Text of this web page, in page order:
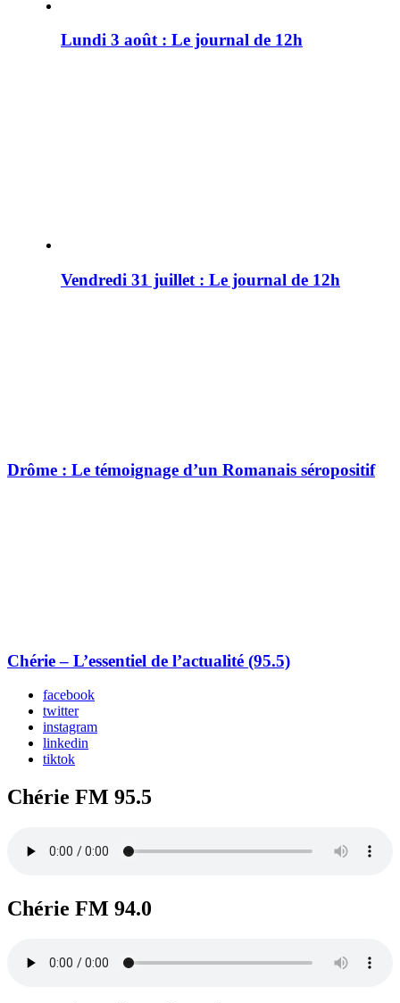
Lundi 3 août : Le journal de 12h
Vendredi 31 juillet : Le journal de 12h
Drôme : Le témoignage d’un Romanais séropositif
Chérie – L’essentiel de l’actualité (95.5)
facebook
twitter
instagram
linkedin
tiktok
Chérie FM 95.5
Chérie FM 94.0